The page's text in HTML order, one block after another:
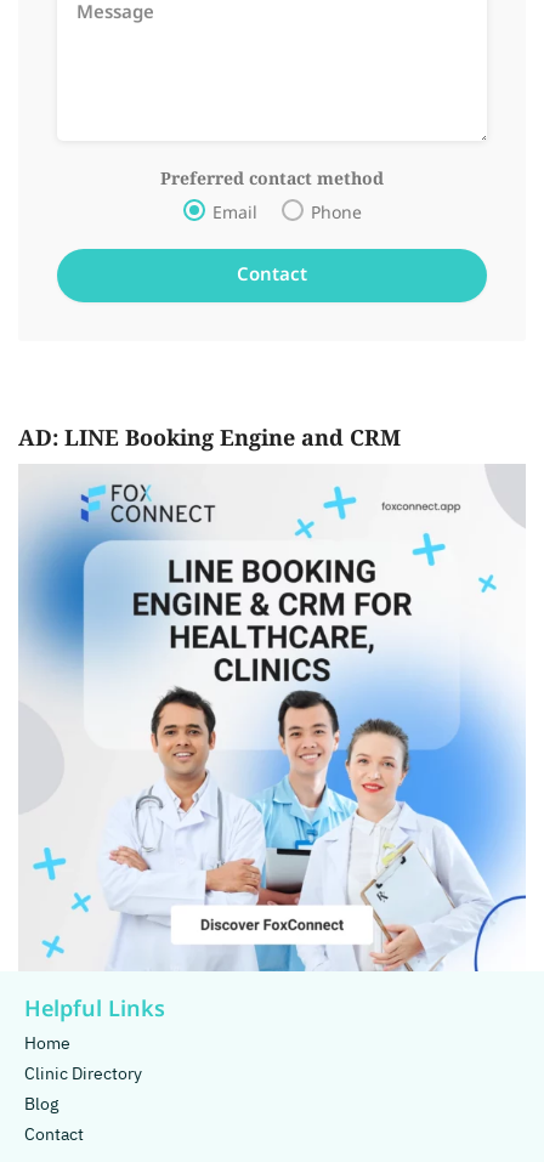
Preferred contact method
Email Phone
AD: LINE Booking Engine and CRM
Helpful Links
Home
Clinic Directory
Blog
Contact